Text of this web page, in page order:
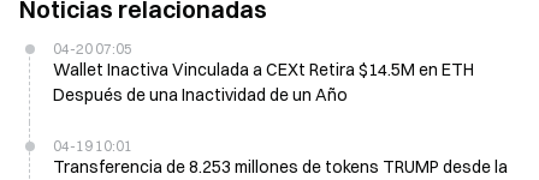
Noticias relacionadas
04-20 07:05
Wallet Inactiva Vinculada a CEXt Retira $14.5M en ETH
Después de una Inactividad de un Año
04-19 10:01
Transferencia de 8.253 millones de tokens TRUMP desde la